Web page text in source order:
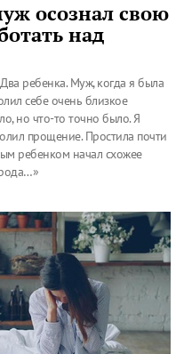
осознал свою
над
ребенка. Муж, когда я была
себе очень близкое
но что-то точно было. Я
прощение. Простила почти
ребенком начал схожее